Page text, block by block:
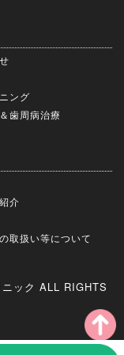
ング
歯周病治療
介
取扱い等について
ック ALL RIGHTS